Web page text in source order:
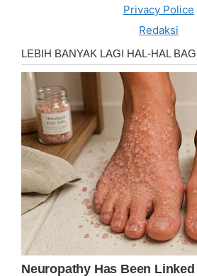
Privacy Police
Redaksi